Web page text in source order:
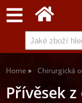
Home Chirurgická
Přívěsek